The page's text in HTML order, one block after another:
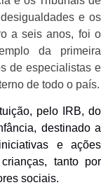
e os
a seis anos, foi o
da primeira
de especialistas e
de todo o país.
pelo IRB, do
destinado a
e ações
tanto por
sociais.